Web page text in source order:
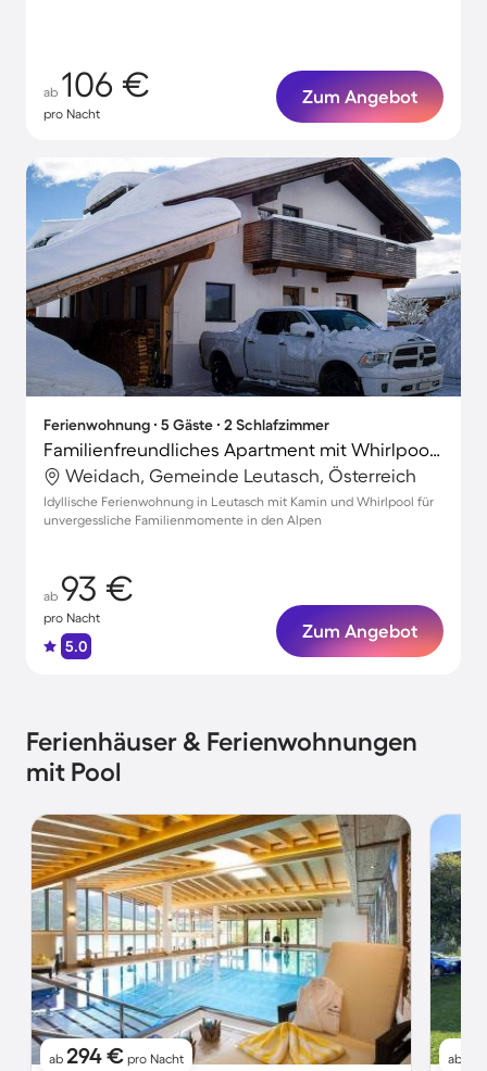
ab 106 €
pro Nacht
Zum Angebot
Ferienwohnung ∙ 5 Gäste ∙ 2 Schlafzimmer
Familienfreundliches Apartment mit Whirlpool | Perfekt für die Arbeit von Zuhause
Weidach, Gemeinde Leutasch, Österreich
Idyllische Ferienwohnung in Leutasch mit Kamin und Whirlpool für
unvergessliche Familienmomente in den Alpen
ab 93 €
pro Nacht
5.0
Zum Angebot
Ferienhäuser & Ferienwohnungen
mit Pool
ab 294 € pro Nacht ab